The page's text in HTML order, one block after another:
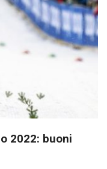
2022: buoni